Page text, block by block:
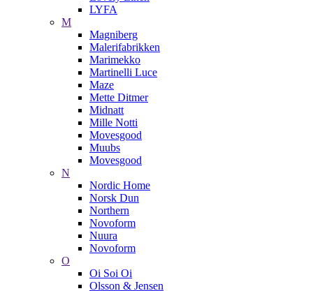
LYFA
M
Magniberg
Malerifabrikken
Marimekko
Martinelli Luce
Maze
Mette Ditmer
Midnatt
Mille Notti
Movesgood
Muubs
Movesgood
N
Nordic Home
Norsk Dun
Northern
Novoform
Nuura
Novoform
O
Oi Soi Oi
Olsson & Jensen